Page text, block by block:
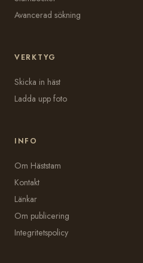
Avancerad sökning
VERKTYG
Skicka in häst
Ladda upp foto
INFO
Om Häststam
Kontakt
Länkar
Om publicering
Integritetspolicy